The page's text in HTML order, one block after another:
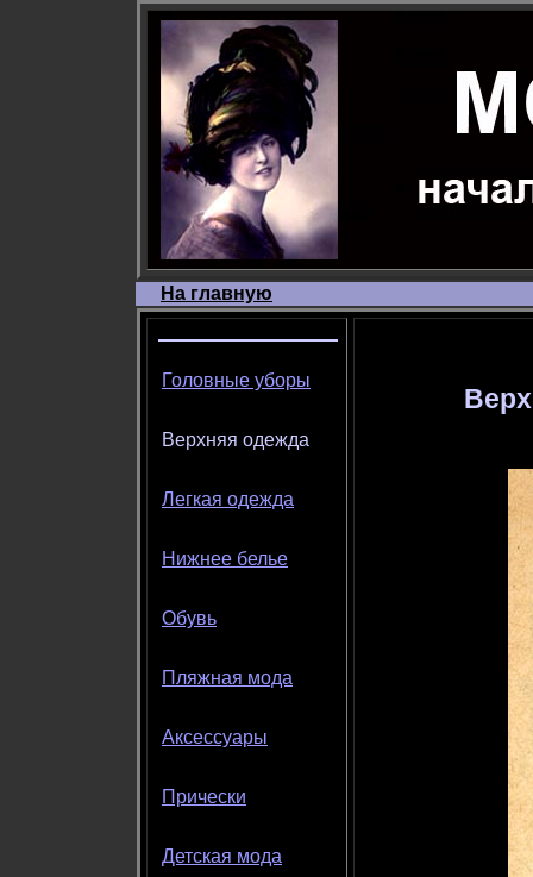
На главную
Головные уборы
Верхняя одежда
Легкая одежда
Нижнее белье
Обувь
Пляжная мода
Аксессуары
Прически
Детская мода